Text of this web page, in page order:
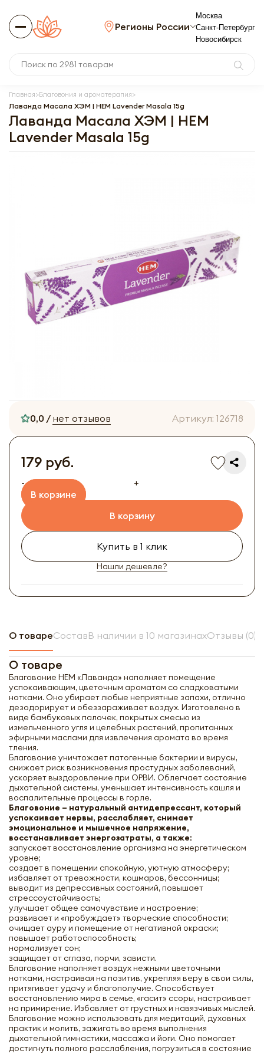
Регионы России
Москва
Санкт-Петербург
Новосибирск
Главная Благовония и ароматерапия
Лаванда Масала ХЭМ | HEM Lavender Masala 15g
Лаванда Масала ХЭМ | HEM
Lavender Masala 15g
0,0 / нет отзывов Артикул: 126718
179 руб.
-
+
В корзине
В корзину
Купить в 1 клик
Нашли дешевле?
О товареСоставВ наличии в 10 магазинахОтзывы (0)
О товаре
Благовоние НЕМ «Лаванда» наполняет помещение
успокаивающим, цветочным ароматом со сладковатыми
нотками. Оно убирает любые неприятные запахи, отлично
дезодорирует и обеззараживает воздух. Изготовлено в
виде бамбуковых палочек, покрытых смесью из
измельченного угля и целебных растений, пропитанных
эфирными маслами для извлечения аромата во время
тления.
Благовоние уничтожает патогенные бактерии и вирусы,
снижает риск возникновения простудных заболеваний,
ускоряет выздоровление при ОРВИ. Облегчает состояние
дыхательной системы, уменьшает интенсивность кашля и
воспалительные процессы в горле.
Благовоние – натуральный антидепрессант, который
успокаивает нервы, расслабляет, снимает
эмоциональное и мышечное напряжение,
восстанавливает энергозатраты, а также:
запускает восстановление организма на энергетическом
уровне;
создает в помещении спокойную, уютную атмосферу;
избавляет от тревожности, кошмаров, бессонницы;
выводит из депрессивных состояний, повышает
стрессоустойчивость;
улучшает общее самочувствие и настроение;
развивает и «пробуждает» творческие способности;
очищает ауру и помещение от негативной окраски;
повышает работоспособность;
нормализует сон;
защищает от сглаза, порчи, зависти.
Благовоние наполняет воздух нежными цветочными
нотками, настраивая на позитив, укрепляя веру в свои силы,
притягивает удачу и благополучие. Способствует
восстановлению мира в семье, «гасит» ссоры, настраивает
на примирение. Избавляет от грустных и навязчивых мыслей.
Благовоние можно использовать для медитаций, духовных
практик и молитв, зажигать во время выполнения
дыхательной гимнастики, массажа и йоги. Оно помогает
достигнуть полного расслабления, погрузиться в состояние